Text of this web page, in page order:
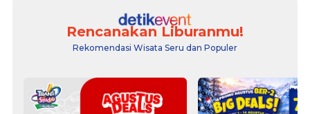
Rencanakan Liburanmu!
Rekomendasi Wisata Seru dan Populer